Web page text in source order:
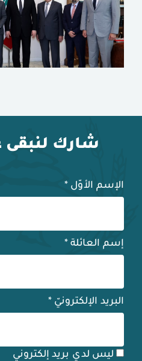
شارك لنبقى
الإسم الأوّل *
إسم العائلة *
البريد الإلكترونيّ *
ليس لدي بريد إلكتروني